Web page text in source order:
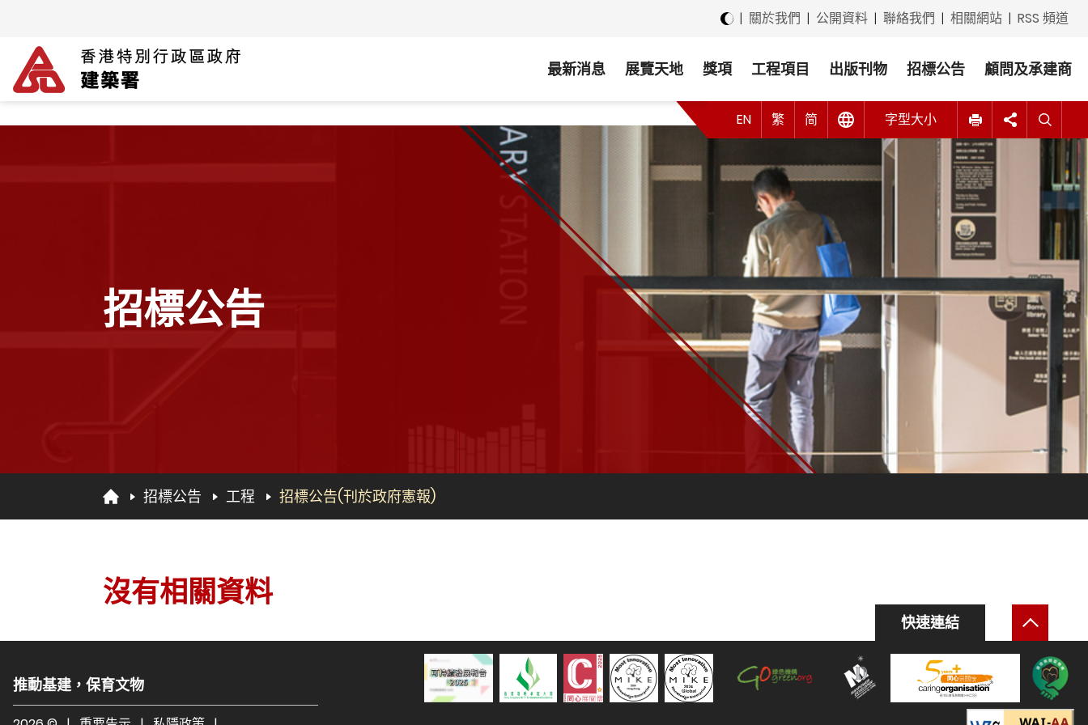
跳到主要内容
| 關於我們 | 公開資料 | 聯絡我們 | 相關網站 | RSS 頻道
最新消息 展覽天地 獎項 工程項目 出版刊物 招標公告 顧問及承建商
EN 繁 简
Tagalog (他加祿語)
اردو (烏爾都語)
Tiếng Việt (越南語)
字型大小
A
招標公告
招標公告 工程 招標公告(刊於政府憲報)
沒有相關資料
快速連結
更多
可持續發展報告 2025 綠色機構 人才企業
推動基建，保育文物